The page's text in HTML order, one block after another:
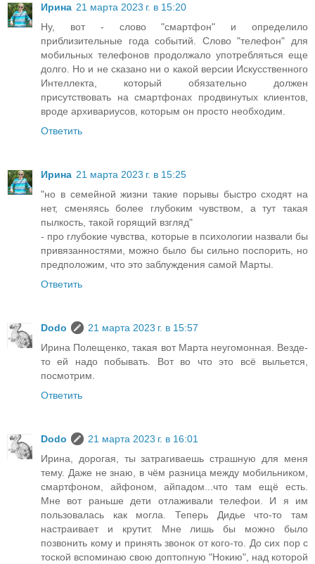
Ирина 21 марта 2023 г. в 15:20
Ну, вот - слово "смартфон" и определило
приблизительные года событий. Слово "телефон" для
мобильных телефонов продолжало употребляться еще
долго. Но и не сказано ни о какой версии Искусственного
Интеллекта, который обязательно должен
присутствовать на смартфонах продвинутых клиентов,
вроде архивариусов, которым он просто необходим.
Ответить
Ирина 21 марта 2023 г. в 15:25
"но в семейной жизни такие порывы быстро сходят на
нет, сменяясь более глубоким чувством, а тут такая
пылкость, такой горящий взгляд"
- про глубокие чувства, которые в психологии назвали бы
привязанностями, можно было бы сильно поспорить, но
предположим, что это заблуждения самой Марты.
Ответить
Dodo
21 марта 2023 г. в 15:57
Ирина Полещенко, такая вот Марта неугомонная. Везде-
то ей надо побывать. Вот во что это всё выльется,
посмотрим.
Ответить
Dodo
21 марта 2023 г. в 16:01
Ирина, дорогая, ты затрагиваешь страшную для меня
тему. Даже не знаю, в чём разница между мобильником,
смартфоном, айфоном, айпадом...что там ещё есть.
Мне вот раньше дети отлаживали телефои. И я им
пользовалась как могла. Теперь Дидье что-то там
настраивает и крутит. Мне лишь бы можно было
позвонить кому и принять звонок от кого-то. До сих пор с
тоской вспоминаю свою доптопную "Нокию", над которой